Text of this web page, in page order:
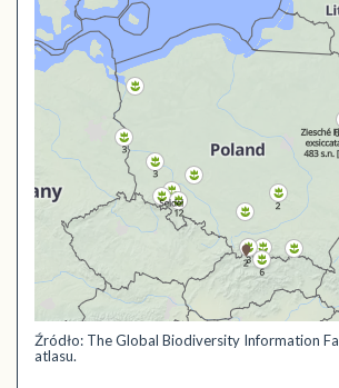
Źródło: The Global Biodiversity Information
atlasu.